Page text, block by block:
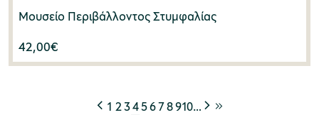
Μουσείο Περιβάλλοντος Στυμφαλίας
42,00€
1 2345678910…